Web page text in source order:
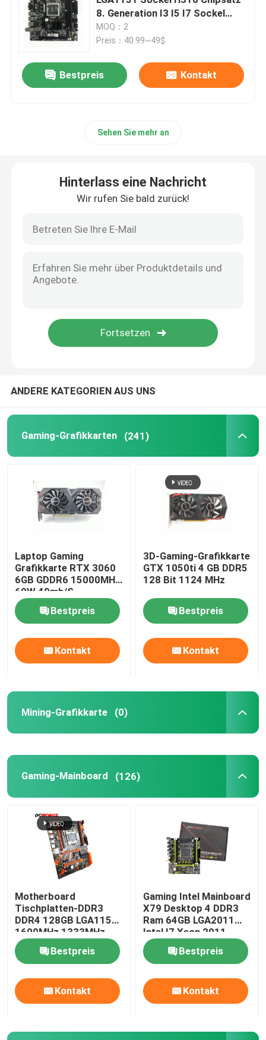
Gaming-Mainboard
Laptop-RAM-Speicher
MXM-Grafikkarte
8. Generation I3 I5 I7 Sockel
1151
MOQ：2
Preis：40.99~49$
Bestpreis Kontakt
Sehen Sie mehr an
Hinterlass eine Nachricht
Wir rufen Sie bald zurück!
ANDERE KATEGORIEN AUS UNS
Gaming-Grafikkarten (241)
Laptop Gaming
Grafikkarte RTX 3060
6GB GDDR6 15000MHZ
60W 49mh/S
Bestpreis
Kontakt
3D-Gaming-Grafikkarte
GTX 1050ti 4 GB DDR5
128 Bit 1124 MHz
Bestpreis
Kontakt
Mining-Grafikkarte (0)
Gaming-Mainboard (126)
Motherboard
Tischplatten-DDR3
DDR4 128GB LGA1155
1600MHz 1333MHz
des Spiel-X99
Bestpreis
Kontakt
Gaming Intel Mainboard
X79 Desktop 4 DDR3
Ram 64GB LGA2011
Intel I7 Xeon 2011
Bestpreis
Kontakt